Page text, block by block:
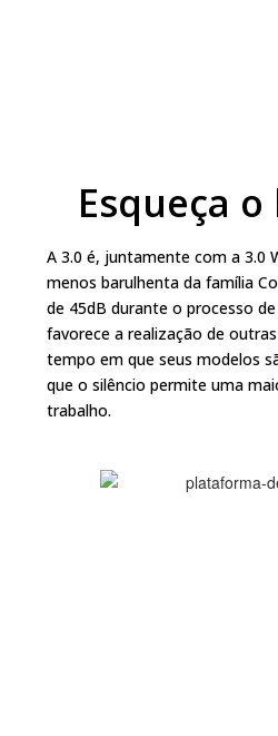
Esqueça
A 3.0 é, juntamente com a 3.0
menos barulhenta da família
de 45dB durante o processo
favorece a realização de
tempo em que seus modelos
que o silêncio permite uma
trabalho.